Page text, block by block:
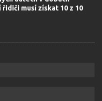
musí získat 10 z 10